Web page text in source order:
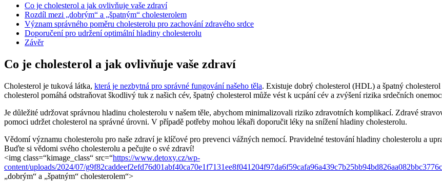
Co je cholesterol a jak ovlivňuje vaše zdraví
Rozdíl mezi „dobrým“ a „špatným“ cholesterolem
Význam správného poměru cholesterolu pro zachování zdravého srdce
Doporučení pro udržení optimální hladiny cholesterolu
Závěr
Co je cholesterol a jak ovlivňuje vaše zdraví
Cholesterol je tuková látka, která je nezbytná pro správné fungování našeho těla. Existuje dobrý cholesterol (HDL) a špatný
cholesterol pomáhá odstraňovat škodlivý tuk z našich cév, špatný cholesterol může vést k ucpání cév a zvýšení rizika srdečních
Je důležité udržovat správnou hladinu cholesterolu v našem těle, abychom minimalizovali riziko zdravotních komplikací. Zdravé
pomoci udržet cholesterol na správné úrovni. V případě potřeby mohou lékaři doporučit léky na snížení hladiny cholesterolu.
Vědomí významu cholesterolu pro naše zdraví je klíčové pro prevenci vážných nemocí. Pravidelné testování hladiny cholesterolu a
Buďte si vědomi svého cholesterolu a pečujte o své zdraví!
<img class=“kimage_class“ src=“https://www.detoxy.cz/wp-
content/uploads/2024/07/
„dobrým“ a „špatným“ cholesterolem“>